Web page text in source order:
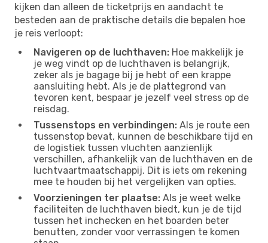
kijken dan alleen de ticketprijs en aandacht te
besteden aan de praktische details die bepalen hoe
je reis verloopt:
Navigeren op de luchthaven: Hoe makkelijk je
je weg vindt op de luchthaven is belangrijk,
zeker als je bagage bij je hebt of een krappe
aansluiting hebt. Als je de plattegrond van
tevoren kent, bespaar je jezelf veel stress op de
reisdag.
Tussenstops en verbindingen: Als je route een
tussenstop bevat, kunnen de beschikbare tijd en
de logistiek tussen vluchten aanzienlijk
verschillen, afhankelijk van de luchthaven en de
luchtvaartmaatschappij. Dit is iets om rekening
mee te houden bij het vergelijken van opties.
Voorzieningen ter plaatse: Als je weet welke
faciliteiten de luchthaven biedt, kun je de tijd
tussen het inchecken en het boarden beter
benutten, zonder voor verrassingen te komen